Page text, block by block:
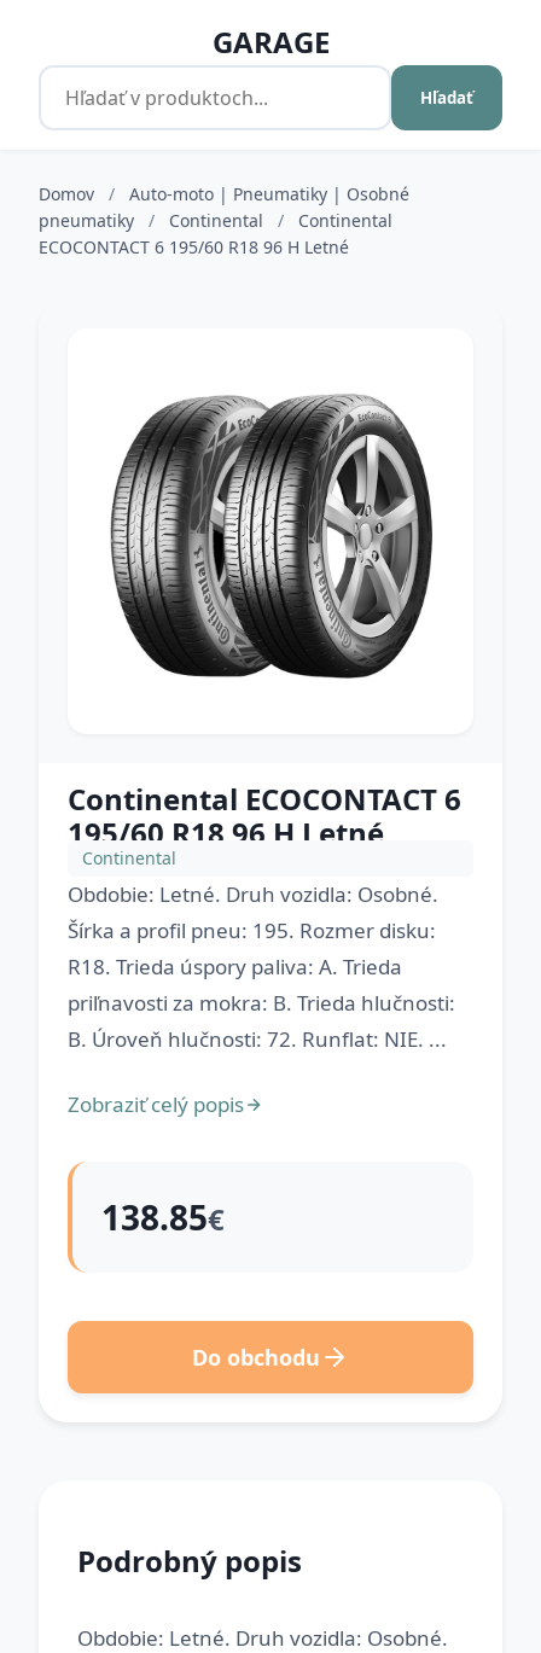
GARAGE
Hľadať
Domov /
Auto-moto | Pneumatiky | Osobné
pneumatiky
/ Continental /
Continental
ECOCONTACT 6 195/60 R18 96 H Letné
Continental ECOCONTACT 6
195/60 R18 96 H Letné
Continental
Obdobie: Letné. Druh vozidla: Osobné.
Šírka a profil pneu: 195. Rozmer disku:
R18. Trieda úspory paliva: A. Trieda
priľnavosti za mokra: B. Trieda hlučnosti:
B. Úroveň hlučnosti: 72. Runflat: NIE. ...
Zobraziť celý popis
138.85€
Do obchodu
Podrobný popis
Obdobie: Letné. Druh vozidla: Osobné.